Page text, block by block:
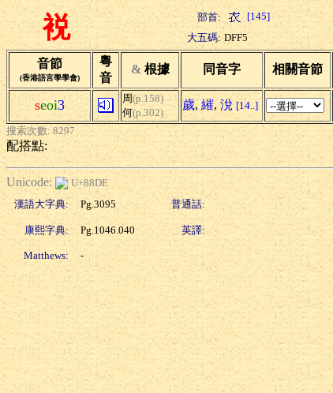
裞 部首: [145]
大五碼: DFF5
音節
(香港語言學學會)
粵
音
& 根據 同音字 相關音節
seoi3 周(p.158)
何(p.302)
歲, 繀, 涗 [14..]
搜索次數: 8297
配搭點:
Unicode:
U+88DE
漢語大字典:
Pg.3095 普通話:
康熙字典: Pg.1046.040 英譯:
Matthews: -